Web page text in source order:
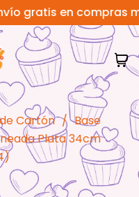
en compras
Cartón / Base
Plata 34cm